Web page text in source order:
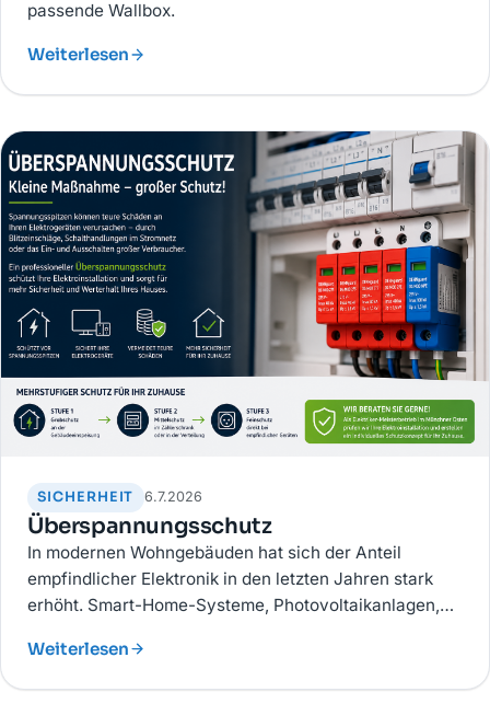
passende Wallbox.
Weiterlesen
SICHERHEIT 6.7.2026
Überspannungsschutz
In modernen Wohngebäuden hat sich der Anteil
empfindlicher Elektronik in den letzten Jahren stark
erhöht. Smart-Home-Systeme, Photovoltaikanlagen,
Unterhaltungselektronik reagieren äußerst sensibel auf
Weiterlesen